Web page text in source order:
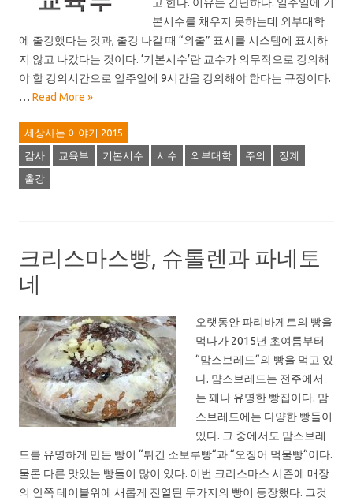
본시수를 채우지 못하는데 외부대학
에 출강했다는 것과, 출강 나갈 때 “외출” 표시를 시스템에 표시하
지 않고 나갔다는 것이다. ‘기본시수’란 교수가 의무적으로 강의해
야 할 강의시간으로 일주일에 9시간을 강의해야 한다는 규정이다.
… Read More »
세상사는 이야기 2015
감사 교육부 기본시수 시수 외부대학 주의 징계
출강
크리스마스빵, 슈톨렌과 파네토
네
오랫동안 파리바게트의 빵을
먹다가 2015년 초여름부터
“맘스브레드“의 빵을 먹고 있
다. 먐스브레드는 전주에서
는 꽤나 유명한 빵집이다. 맘
스브레드에는 다양한 빵들이
있다. 그 중에서도 맘스브레
드를 유명하게 만든 빵이 “튀긴 소보루빵“과 “오징어 먹물빵“이다.
물론 다른 맛있는 빵들이 많이 있다. 이번 크리스마스 시즌에 매장
의 안쪽 테이블위에 새롭게 진열된 두가지의 빵이 등장했다. 그것